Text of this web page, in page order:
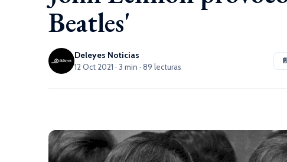
Beatles'
Deleyes Noticias
12 Oct 2021 · 3 min · 89 lecturas